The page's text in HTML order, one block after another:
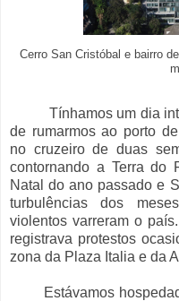
Cerro San Cristóbal e bairro
Tínhamos um dia
de rumarmos ao porto
no cruzeiro de duas
contornando a Terra do
Natal do ano passado e
turbulências dos
violentos varreram o
registrava protestos
zona da Plaza Italia e da
Estávamos